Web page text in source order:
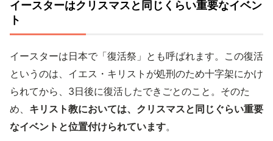
イースターはクリスマスと同じくらい重要なイベン
ト
イースターは日本で「復活祭」とも呼ばれます。この復活
というのは、イエス・キリストが処刑のため十字架にかけ
られてから、3日後に復活したできごとのこと。そのた
め、 キリスト教においては、クリスマスと同じぐらい重要
なイベントと位置付けられています。